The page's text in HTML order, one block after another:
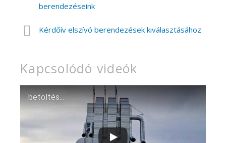
berendezéseink
Kérdőív elszívó berendezések kiválasztásához
Kapcsolódó videók
betöltés...